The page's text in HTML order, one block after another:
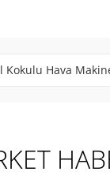
Ultra Büyük